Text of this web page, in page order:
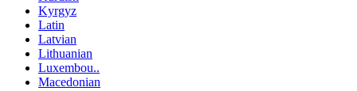
Kyrgyz
Latin
Latvian
Lithuanian
Luxembou..
Macedonian